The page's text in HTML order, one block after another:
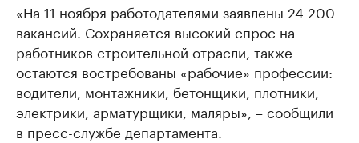
«На 11 ноября работодателями заявлены 24 200
вакансий. Сохраняется высокий спрос на
работников строительной отрасли, также
остаются востребованы «рабочие» профессии:
водители, монтажники, бетонщики, плотники,
электрики, арматурщики, маляры», – сообщили
в пресс-службе департамента.